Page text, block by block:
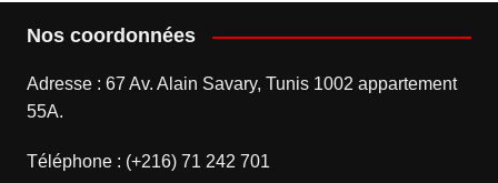
Nos coordonnées
Adresse : 67 Av. Alain Savary, Tunis 1002 appartement
55A.
Téléphone : (+216) 71 242 701